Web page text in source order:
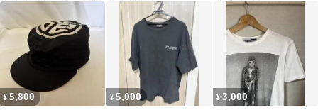
パンツ DUB PANTS
DUB SETTER 卯 東京
ルード パープル L
71016388
¥5,800 ¥5,000 ¥3,000